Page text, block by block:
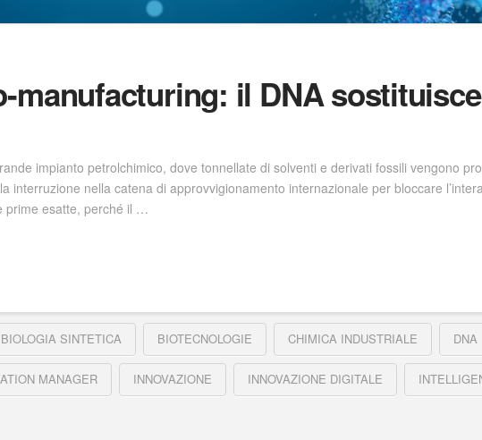
manufacturing: il DNA
impianto petrolchimico, dove tonnellate di solventi e derivati fossili vengono
interruzione nella catena di approvvigionamento internazionale per bloccare
prime esatte, perché il …
BIOLOGIA SINTETICA BIOTECNOLOGIE CHIMICA INDUSTRIALE DNA
MANAGER INNOVAZIONE INNOVAZIONE DIGITALE